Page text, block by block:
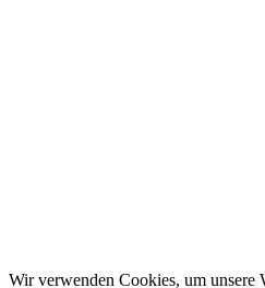
Wir verwenden Cookies, um unsere